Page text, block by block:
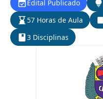
Edital Publicado
57 Horas de Aula
3 Disciplinas